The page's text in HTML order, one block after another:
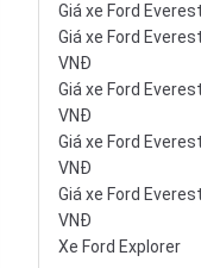
Giá xe Ford
Giá xe Ford
VNĐ
Giá xe Ford
VNĐ
Giá xe Ford
VNĐ
Giá xe Ford
VNĐ
Xe Ford Explorer